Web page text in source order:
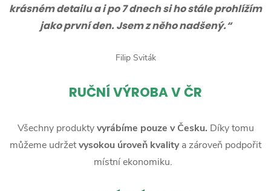
krásném detailu a i po 7 dnech si ho stále prohlížím
jako první den. Jsem z něho nadšený.“
Filip Sviták
RUČNÍ VÝROBA V ČR
Všechny produktyvyrábíme pouze v Česku. Díky tomu
můžeme udržetvysokou úroveň kvalitya zároveň podpořit
místní ekonomiku.